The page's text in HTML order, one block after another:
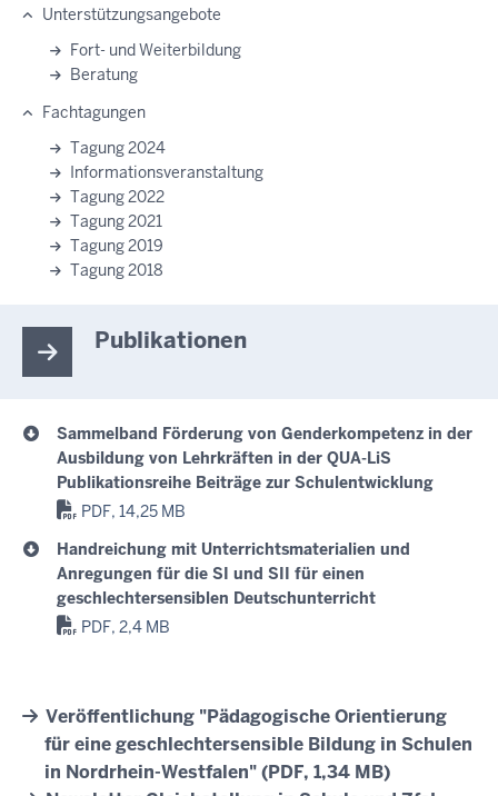
Unterstützungsangebote
Fort- und Weiterbildung
Beratung
Fachtagungen
Tagung 2024
Informationsveranstaltung
Tagung 2022
Tagung 2021
Tagung 2019
Tagung 2018
Publikationen
Sammelband Förderung von Genderkompetenz in der
Ausbildung von Lehrkräften in der QUA-LiS
Publikationsreihe Beiträge zur Schulentwicklung
PDF, 14,25 MB
Handreichung mit Unterrichtsmaterialien und
Anregungen für die SI und SII für einen
geschlechtersensiblen Deutschunterricht
PDF, 2,4 MB
Veröffentlichung "Pädagogische Orientierung
für eine geschlechtersensible Bildung in Schulen
in Nordrhein-Westfalen" (PDF, 1,34 MB)